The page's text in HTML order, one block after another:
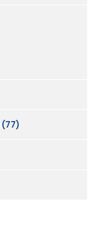
(77)